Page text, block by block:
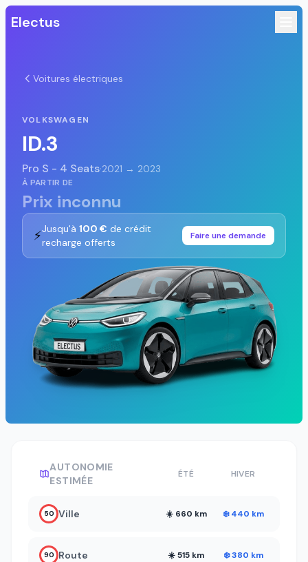
Electus
Voitures électriques
VOLKSWAGEN
ID.3
Pro S - 4 Seats·2021 → 2023
À PARTIR DE
Prix inconnu
⚡Jusqu'à 100 € de crédit
recharge offerts
Faire une demande
AUTONOMIE
ESTIMÉE
ÉTÉ HIVER
50 Ville ☀️ 660 km ❄️ 440 km
90 Route ☀️ 515 km ❄️ 380 km